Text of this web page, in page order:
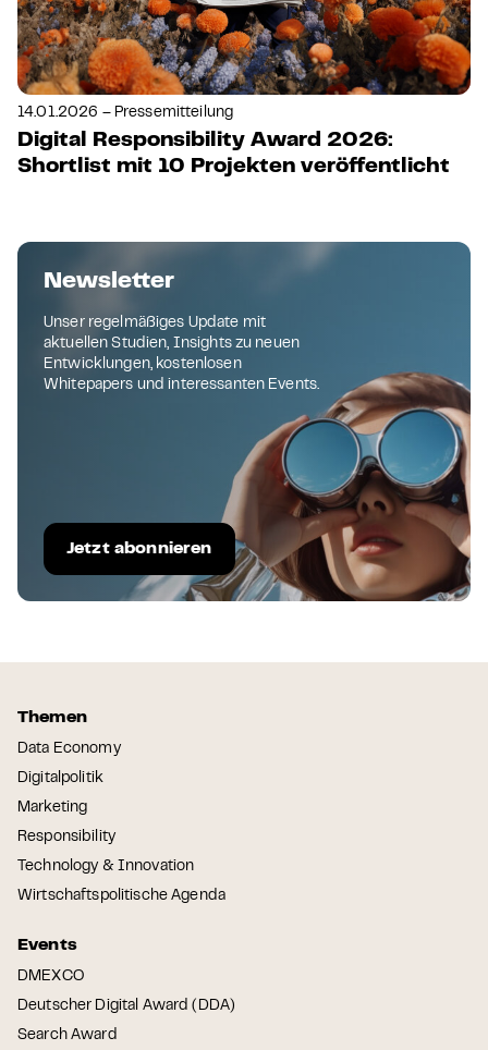
14.01.2026 – Pressemitteilung
Digital Responsibility Award 2026:
Shortlist mit 10 Projekten veröffentlicht
Newsletter
Unser regelmäßiges Update mit
aktuellen Studien, Insights zu neuen
Entwicklungen, kostenlosen
Whitepapers und interessanten Events.
Jetzt abonnieren
Themen
Data Economy
Digitalpolitik
Marketing
Responsibility
Technology & Innovation
Wirtschaftspolitische Agenda
Events
DMEXCO
Deutscher Digital Award (DDA)
Search Award